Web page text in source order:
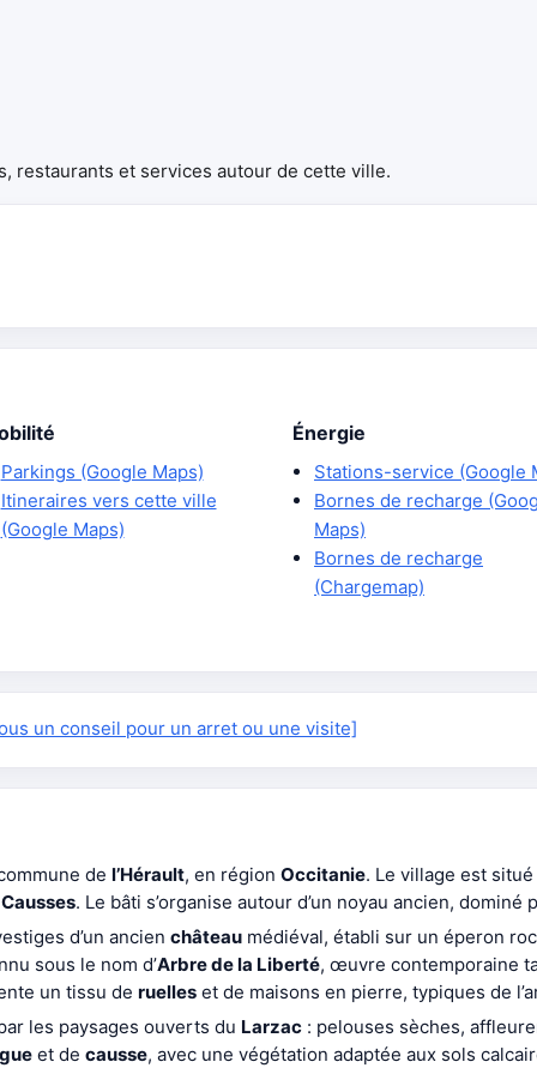
restaurants et services autour de cette ville.
Parkings (Google Maps)
Itineraires vers cette ville
(Google Maps)
Énergie
Stations-service (Google
Bornes de recharge
Maps)
Bornes de recharge
(Chargemap)
un conseil pour un arret ou une visite]
de l’Hérault, en région Occitanie. Le village est
. Le bâti s’organise autour d’un noyau ancien,
d’un ancien château médiéval, établi sur un éperon
sous le nom d’Arbre de la Liberté, œuvre contemporaine
un tissu de ruelles et de maisons en pierre, typiques de
les paysages ouverts du Larzac : pelouses sèches,
et de causse, avec une végétation adaptée aux sols